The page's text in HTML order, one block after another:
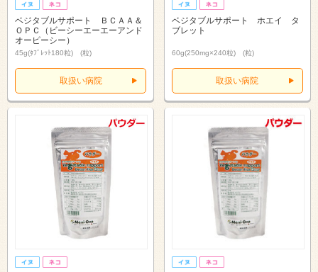
ベジタブルサポート ＢＣＡＡ＆
ＯＰＣ（ビーシーエーエーアンド
オーピーシー）
45g(ﾀﾌﾞﾚｯﾄ180粒) (粒)
取扱い病院
ベジタブルサポート ホエイ タ
ブレット
60g(250mg×240粒) (粒)
取扱い病院